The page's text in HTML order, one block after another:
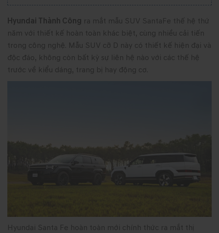
Hyundai Thành Công ra mắt mẫu SUV SantaFe thế hệ thứ
năm với thiết kế hoàn toàn khác biệt, cùng nhiều cải tiến
trong công nghệ. Mẫu SUV cỡ D này có thiết kế hiện đại và
độc đáo, không còn bất kỳ sự liên hệ nào với các thế hệ
trước về kiểu dáng, trang bị hay động cơ.
Hyundai Santa Fe hoàn toàn mới chính thức ra mắt thị